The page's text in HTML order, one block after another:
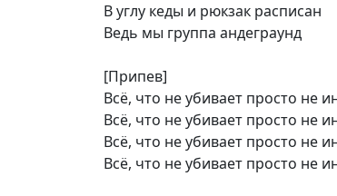
В углу кеды и рюкзак расписан
Ведь мы группа андеграунд
[Припев]
Всё, что не убивает просто не
Всё, что не убивает просто не
Всё, что не убивает просто не
Всё, что не убивает просто не